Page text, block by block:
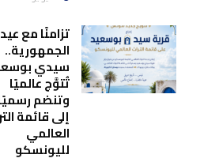
تزامنًا مع عيد
الجمهورية..
سيدي
تُتوَّج عالميًا
وتنضم
إلى قائمة
العالمي
لليونسكو